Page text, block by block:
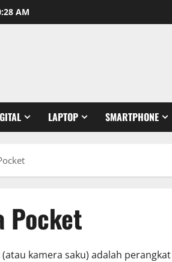
AM
LAPTOP SMARTPHONE
Pocket
(atau kamera saku) adalah